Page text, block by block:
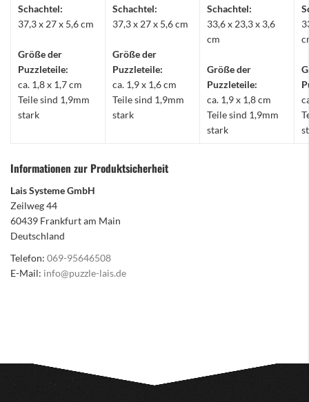
Schachtel:
37,3 x 27 x 5,6 cm
Größe der
Puzzleteile:
ca. 1,8 x 1,7 cm
Teile sind 1,9mm
stark
Schachtel:
37,3 x 27 x 5,6 cm
Größe der
Puzzleteile:
ca. 1,9 x 1,6 cm
Teile sind 1,9mm
stark
Schachtel:
33,6 x 23,3 x 3,6
cm
Größe der
Puzzleteile:
ca. 1,9 x 1,8 cm
Teile sind 1,9mm
stark
Informationen zur Produktsicherheit
Lais Systeme GmbH
Zeilweg 44
60439 Frankfurt am Main
Deutschland
Telefon: 069-95646508
E-Mail: info@puzzle-lais.de